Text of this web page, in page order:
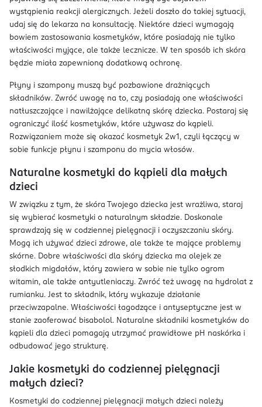
wystąpienia reakcji alergicznych. Jeżeli doszło do takiej sytuacji,
udaj się do lekarza na konsultację. Niektóre dzieci wymagają
bowiem zastosowania kosmetyków, które posiadają nie tylko
właściwości myjące, ale także lecznicze. W ten sposób ich skóra
będzie miała zapewnioną dodatkową ochronę.
Płyny i szampony muszą być pozbawione drażniących
składników. Zwróć uwagę na to, czy posiadają one właściwości
natłuszczające i nawilżające delikatną skórę dziecka. Postaraj się
ograniczyć ilość kosmetyków, które używasz do kąpieli.
Rozwiązaniem może się okazać kosmetyk 2w1, czyli łączący w
sobie funkcje płynu i szamponu do mycia włosów.
Naturalne kosmetyki do kąpieli dla małych
dzieci
W związku z tym, że skóra Twojego dziecka jest wrażliwa, staraj
się wybierać kosmetyki o naturalnym składzie. Doskonale
sprawdzają się w codziennej pielęgnacji i oczyszczaniu skóry.
Mogą ich używać dzieci zdrowe, ale także te mające problemy
skórne. Dobre właściwości dla skóry dziecka ma olejek ze
słodkich migdałów, który zawiera w sobie nie tylko ogrom
witamin, ale także antyutleniaczy. Zwróć też uwagę na hydrolat z
rumianku. Jest to składnik, który wykazuje działanie
przeciwzapalne. Właściwości łagodzące i antyseptyczne jest w
stanie zaoferować bisabolol. Naturalne składniki kosmetyków do
kąpieli dla dzieci pomagają utrzymać prawidłowe pH naskórka i
odbudować jego strukturę.
Jakie kosmetyki do codziennej pielęgnacji
małych dzieci?
Kosmetyki do codziennej pielęgnacji małych dzieci należy